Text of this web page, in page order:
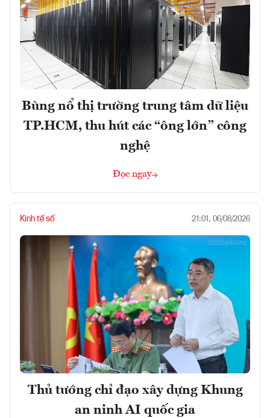
Bùng nổ thị trường trung tâm dữ liệu
TP.HCM, thu hút các “ông lớn” công
nghệ
Đọc ngay
Kinh tế số 21:01, 06/08/2026
Thủ tướng chỉ đạo xây dựng Khung
an ninh AI quốc gia